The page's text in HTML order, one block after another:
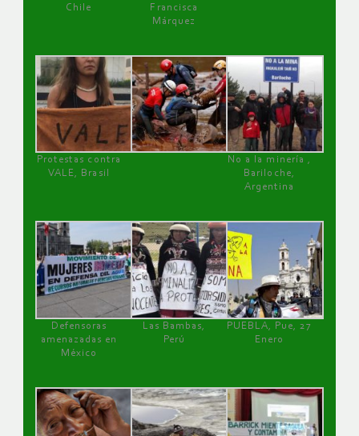
Chile
Francisca
Márquez
Protestas contra
VALE, Brasil
No a la minería ,
Bariloche,
Argentina
Defensoras
amenazadas en
México
Las Bambas,
Perú
PUEBLA, Pue, 27
Enero